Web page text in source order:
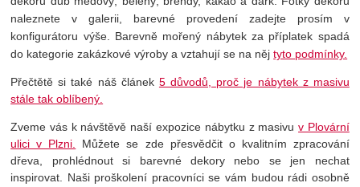
naleznete v galerii, barevné provedení zadejte prosím v
konfigurátoru výše. Barevně mořený nábytek za příplatek spadá
do kategorie zakázkové výroby a vztahují se na nějtyto podmínky.
Přečtětě si také náš článek 5 důvodů, proč je nábytek z masivu
stále tak oblíbený.
Zveme vás k návštěvě naší expozice nábytku z masivuv Plovární
ulici v Plzni.
Můžete se zde přesvědčit o kvalitním zpracování
dřeva, prohlédnout si barevné dekory nebo se jen nechat
inspirovat. Naši proškolení pracovníci se vám budou rádi osobně